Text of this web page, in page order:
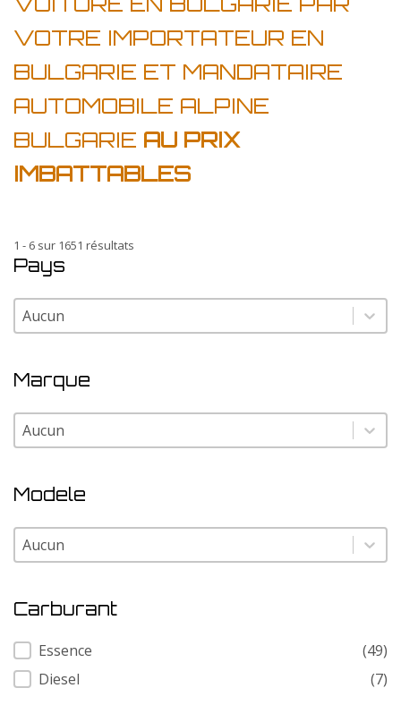
VOTRE IMPORTATEUR EN
BULGARIE ET MANDATAIRE
AUTOMOBILE ALPINE
BULGARIE AU PRIX
IMBATTABLES
1 - 6 sur 1651 résultats
Pays
Pays
Pays
Marque
Marque
Marque
Modele
Modele
Modele
Carburant
Carburant
Essence
(49)
Diesel
(7)